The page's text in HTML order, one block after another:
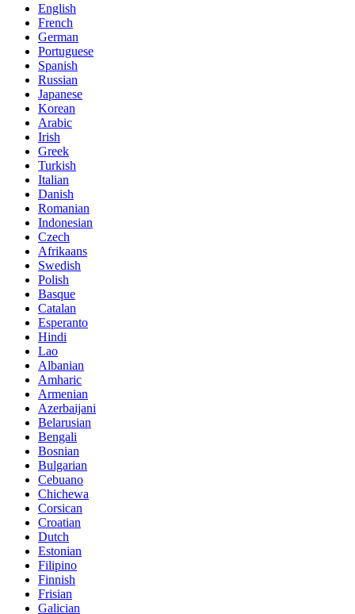
English
French
German
Portuguese
Spanish
Russian
Japanese
Korean
Arabic
Irish
Greek
Turkish
Italian
Danish
Romanian
Indonesian
Czech
Afrikaans
Swedish
Polish
Basque
Catalan
Esperanto
Hindi
Lao
Albanian
Amharic
Armenian
Azerbaijani
Belarusian
Bengali
Bosnian
Bulgarian
Cebuano
Chichewa
Corsican
Croatian
Dutch
Estonian
Filipino
Finnish
Frisian
Galician